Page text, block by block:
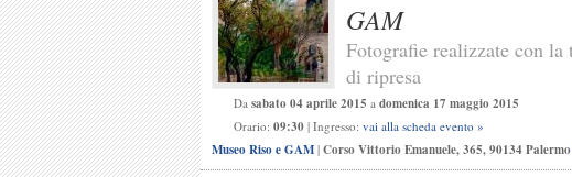
GAM
Fotografie realizzate con
di ripresa
Da sabato 04 aprile 2015 a domenica 17 maggio 2015
Orario: 09:30 | Ingresso: vai alla scheda evento »
Museo Riso e GAM | Corso Vittorio Emanuele, 365, 90134 Palermo